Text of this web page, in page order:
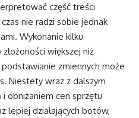
część treści
nie radzi sobie jednak
Wykonanie kilku
większej niż
podstawianie zmiennych może
Niestety wraz z dalszym
obniżaniem cen sprzętu
lepiej działających botów,